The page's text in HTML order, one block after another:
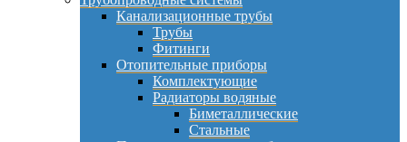
Канализационные трубы
Трубы
Фитинги
Отопительные приборы
Комплектующие
Радиаторы водяные
Биметаллические
Стальные